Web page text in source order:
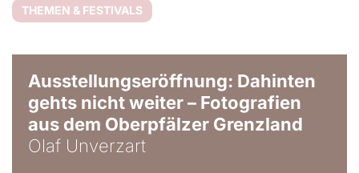
THEMEN & FESTIVALS
Ausstellungseröffnung: Dahinten
gehts nicht weiter – Fotografien
aus dem Oberpfälzer Grenzland
Olaf Unverzart